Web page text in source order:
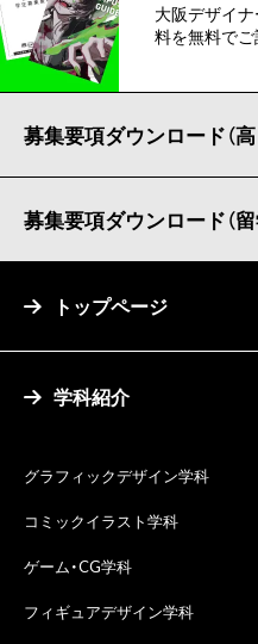
大阪デザイ
料を無料でご
募集要項ダウンロード（高
募集要項ダウンロード（留
トップページ
学科紹介
グラフィックデザイン学科
コミックイラスト学科
ゲーム・CG学科
フィギュアデザイン学科